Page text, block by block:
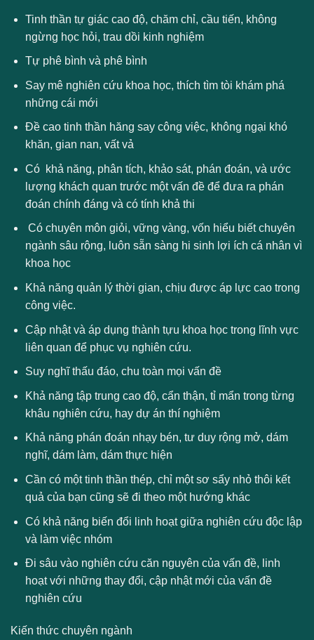
Tinh thần tự giác cao độ, chăm chỉ, cầu tiến, không
ngừng học hỏi, trau dồi kinh nghiệm
Tự phê bình và phê bình
Say mê nghiên cứu khoa học, thích tìm tòi khám phá
những cái mới
Đề cao tinh thần hăng say công việc, không ngại khó
khăn, gian nan, vất vả
Có khả năng, phân tích, khảo sát, phán đoán, và ước
lượng khách quan trước một vấn đề để đưa ra phán
đoán chính đáng và có tính khả thi
Có chuyên môn giỏi, vững vàng, vốn hiểu biết chuyên
ngành sâu rộng, luôn sẵn sàng hi sinh lợi ích cá nhân vì
khoa học
Khả năng quản lý thời gian, chịu được áp lực cao trong
công việc.
Cập nhật và áp dụng thành tựu khoa học trong lĩnh vực
liên quan để phục vụ nghiên cứu.
Suy nghĩ thấu đáo, chu toàn mọi vấn đề
Khả năng tập trung cao độ, cẩn thận, tỉ mẩn trong từng
khâu nghiên cứu, hay dự án thí nghiệm
Khả năng phán đoán nhạy bén, tư duy rộng mở, dám
nghĩ, dám làm, dám thực hiện
Cần có một tinh thần thép, chỉ một sơ sẩy nhỏ thôi kết
quả của bạn cũng sẽ đi theo một hướng khác
Có khả năng biến đổi linh hoạt giữa nghiên cứu độc lập
và làm việc nhóm
Đi sâu vào nghiên cứu căn nguyên của vấn đề, linh
hoạt với những thay đổi, cập nhật mới của vấn đề
nghiên cứu
Kiến thức chuyên ngành